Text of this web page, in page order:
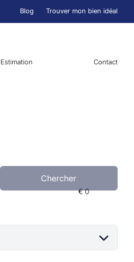
Blog Trouver mon bien idéal
Estimation Contact
Chercher